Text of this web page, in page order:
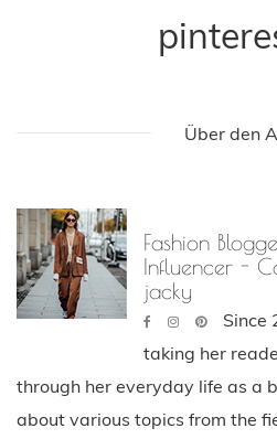
Über den
Fashion
Influencer -
jacky
Since
taking her
through her everyday life as a
about various topics from the